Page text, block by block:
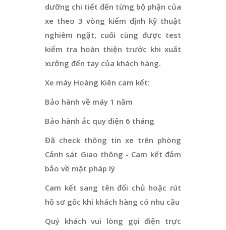
dưỡng chi tiết đến từng bộ phận của
xe theo 3 vòng kiểm định kỹ thuật
nghiêm ngặt, cuối cùng được test
kiểm tra hoàn thiện trước khi xuất
xưởng đến tay của khách hàng.
Xe máy Hoàng Kiên cam kết:
Bảo hành về máy 1 năm
Bảo hành ắc quy điện 6 tháng
Đã check thông tin xe trên phòng
Cảnh sát Giao thông - Cam kết đảm
bảo về mặt pháp lý
Cam kết sang tên đổi chủ hoặc rút
hồ sơ gốc khi khách hàng có nhu cầu
Quý khách vui lòng gọi điện trực